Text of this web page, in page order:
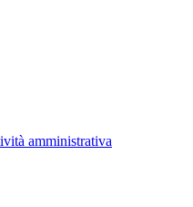
amministrativa